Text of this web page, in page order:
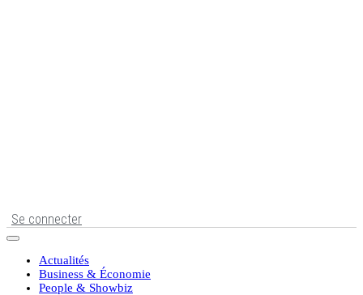
Se connecter
Actualités
Business & Économie
People & Showbiz